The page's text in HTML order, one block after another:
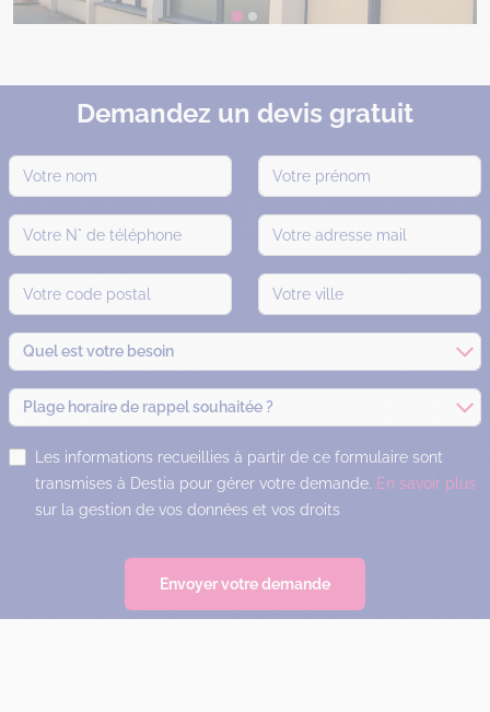
Demandez un devis gratuit
Quel est votre besoin
Plage horaire de rappel souhaitée ?
Les informations recueillies à partir de ce formulaire sont
transmises à Destia pour gérer votre demande. En savoir plus
sur la gestion de vos données et vos droits
Envoyer votre demande